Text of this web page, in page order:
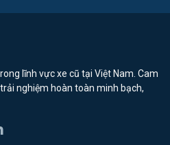
lĩnh vực xe cũ tại Việt Nam. Cam
nghiệm hoàn toàn minh bạch,